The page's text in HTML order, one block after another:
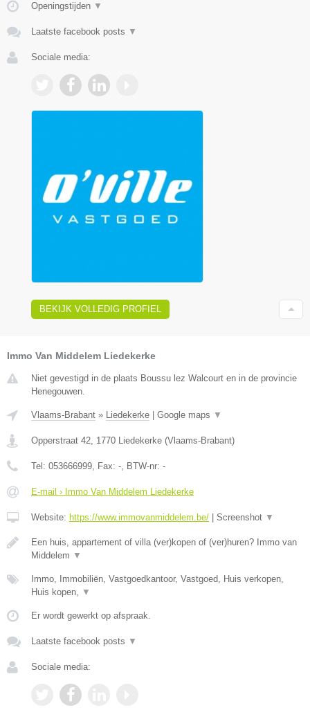
Openingstijden ▼
Laatste facebook posts ▼
Sociale media:
BEKIJK VOLLEDIG PROFIEL
Immo Van Middelem Liedekerke
Niet gevestigd in de plaats Boussu lez Walcourt en in de provincie
Henegouwen.
Vlaams-Brabant » Liedekerke Google maps ▼
Opperstraat 42 1770 Liedekerke (Vlaams-Brabant)
Tel: 053666999 , Fax: - , BTW-nr: -
E-mail › Immo Van Middelem Liedekerke
Website: https://www.immovanmiddelem.be/ Screenshot ▼
Een huis, appartement of villa (ver)kopen of (ver)huren? Immo van
Middelem ▼
Immo, Immobiliën, Vastgoedkantoor, Vastgoed, Huis verkopen,
Huis kopen,
▼
Er wordt gewerkt op afspraak.
Laatste facebook posts ▼
Sociale media: